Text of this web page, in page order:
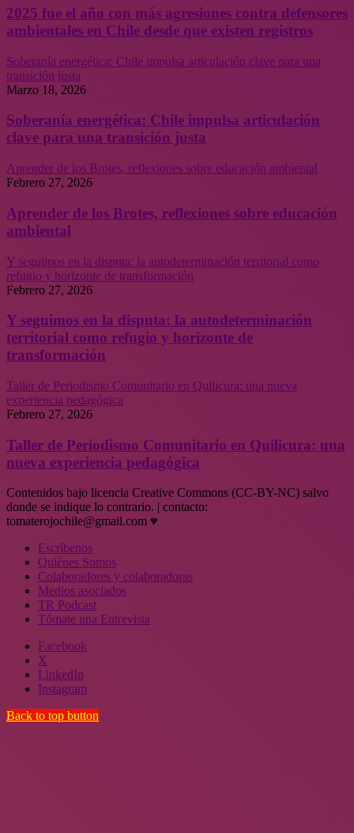
2025 fue el año con más agresiones contra defensores
ambientales en Chile desde que existen registros
Soberanía energética: Chile impulsa articulación clave para una
transición justa
Marzo 18, 2026
Soberanía energética: Chile impulsa articulación
clave para una transición justa
Aprender de los Brotes, reflexiones sobre educación ambiental
Febrero 27, 2026
Aprender de los Brotes, reflexiones sobre educación
ambiental
Y seguimos en la disputa: la autodeterminación territorial como
refugio y horizonte de transformación
Febrero 27, 2026
Y seguimos en la disputa: la autodeterminación
territorial como refugio y horizonte de
transformación
Taller de Periodismo Comunitario en Quilicura: una nueva
experiencia pedagógica
Febrero 27, 2026
Taller de Periodismo Comunitario en Quilicura: una
nueva experiencia pedagógica
Contenidos bajo licencia Creative Commons (CC-BY-NC) salvo
donde se indique lo contrario. | contacto:
tomaterojochile@gmail.com ♥
Escríbenos
Quiénes Somos
Colaboradores y colaboradoras
Medios asociados
TR Podcast
Tómate una Entrevista
Facebook
X
LinkedIn
Instagram
Back to top button